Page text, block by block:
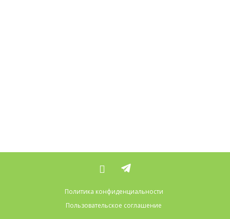
Политика конфиденциальности
Пользовательское соглашение